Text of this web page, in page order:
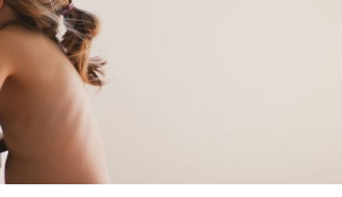
Air
Tidur
Makan
Air
Tidur